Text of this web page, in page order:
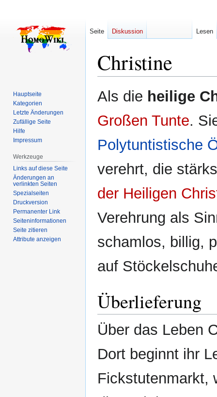
Christine
Zur
Navigation
Zur
Suche
Als die heilige
Großen Tunte.
Polytuntistische
verehrt, die
der Heiligen
Verehrung als
schamlos, billig,
auf
Überlieferung
Über das Leben
Dort beginnt ihr
Fickstutenmarkt,
Seite Diskussion Lesen
Hauptseite
Kategorien
Letzte Änderungen
Zufällige Seite
Hilfe
Impressum
Werkzeuge
Links auf diese Seite
Änderungen an
verlinkten Seiten
Spezialseiten
Druckversion
Permanenter Link
Seiten­­informationen
Seite zitieren
Attribute anzeigen